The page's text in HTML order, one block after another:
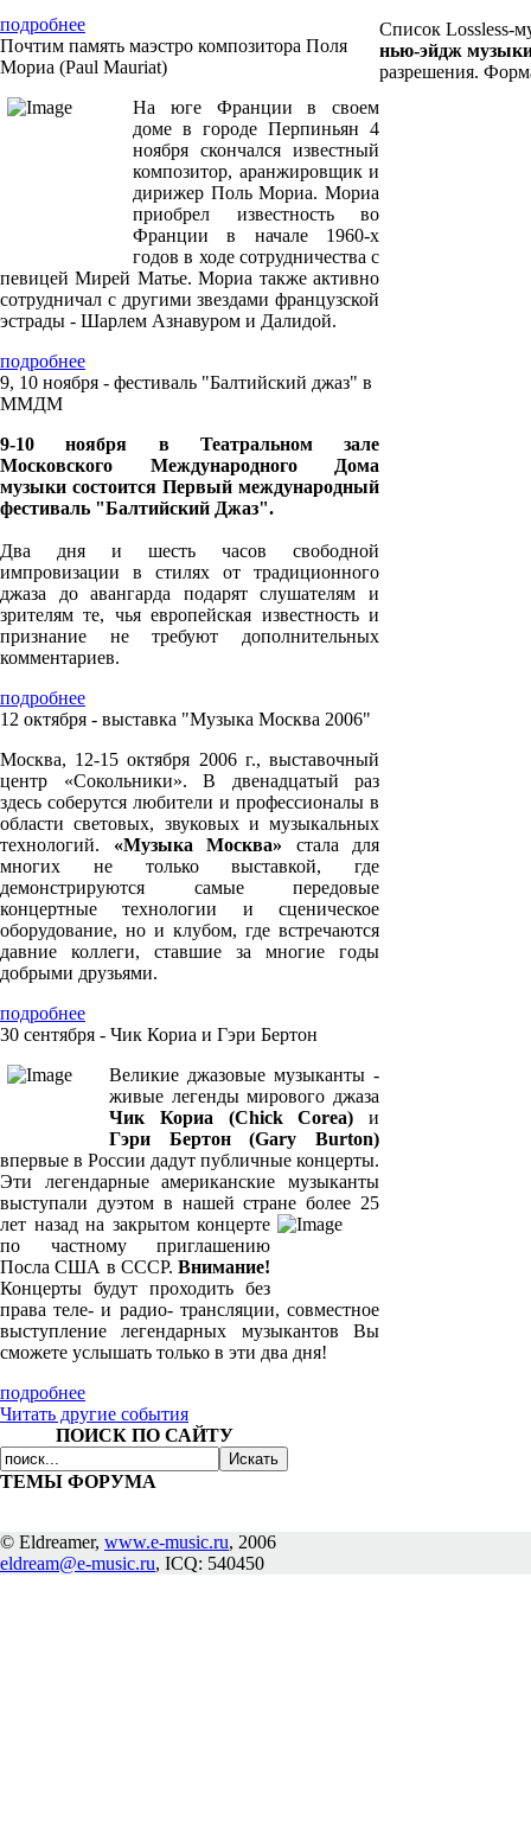
подробнее
Почтим память маэстро композитора Поля
Мориа (Paul Mauriat)
На юге Франции в своем
доме в городе Перпиньян 4
ноября скончался известный
композитор, аранжировщик и
дирижер Поль Мориа. Мориа
приобрел известность во
Франции в начале 1960-х
годов в ходе сотрудничества с
певицей Мирей Матье. Мориа также активно
сотрудничал с другими звездами французской
эстрады - Шарлем Азнавуром и Далидой.
подробнее
9, 10 ноября - фестиваль "Балтийский джаз" в
ММДМ
9-10 ноября в Театральном зале
Московского Международного Дома
музыки состоится Первый международный
фестиваль "Балтийский Джаз".
Два дня и шесть часов свободной
импровизации в стилях от традиционного
джаза до авангарда подарят слушателям и
зрителям те, чья европейская известность и
признание не требуют дополнительных
комментариев.
подробнее
12 октября - выставка "Музыка Москва 2006"
Москва, 12-15 октября 2006 г., выставочный
центр «Сокольники». В двенадцатый раз
здесь соберутся любители и профессионалы в
области световых, звуковых и музыкальных
технологий. «Музыка Москва» стала для
многих не только выставкой, где
демонстрируются самые передовые
концертные технологии и сценическое
оборудование, но и клубом, где встречаются
давние коллеги, ставшие за многие годы
добрыми друзьями.
подробнее
30 сентября - Чик Кориа и Гэри Бертон
Великие джазовые музыканты -
живые легенды мирового джаза
Чик Кориа (Chick Corea) и
Гэри Бертон (Gary Burton)
впервые в России дадут публичные концерты.
Эти легендарные американские музыканты
выступали дуэтом в нашей стране более 25
лет назад на закрытом концерте
по частному приглашению
Посла США в СССР. Внимание!
Концерты будут проходить без
права теле- и радио- трансляции, совместное
выступление легендарных музыкантов Вы
сможете услышать только в эти два дня!
подробнее
Читать другие события
ПОИСК ПО САЙТУ
ТЕМЫ ФОРУМА
Список Lossless-
нью-эйдж
разрешения.
© Eldreamer, www.e-music.ru, 2006
eldream@e-music.ru, ICQ: 540450